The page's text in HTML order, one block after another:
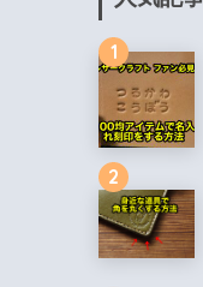
1
2